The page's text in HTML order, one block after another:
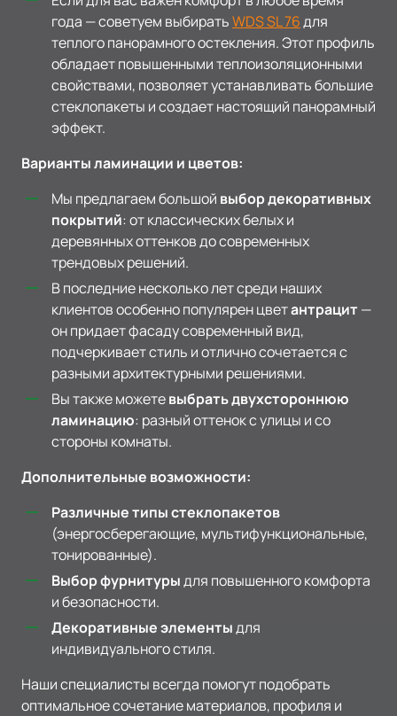
года — советуем выбиратьWDS SL 76для
теплого панорамного остекления. Этот профиль
обладает повышенными теплоизоляционными
свойствами, позволяет устанавливать большие
стеклопакеты и создает настоящий панорамный
эффект.
Варианты ламинации и цветов:
Мы предлагаем большой выбор декоративных
покрытий: от классических белых и
деревянных оттенков до современных
трендовых решений.
В последние несколько лет среди наших
клиентов особенно популярен цветантрацит —
он придает фасаду современный вид,
подчеркивает стиль и отлично сочетается с
разными архитектурными решениями.
Вы также можетевыбрать двухстороннюю
ламинацию: разный оттенок с улицы и со
стороны комнаты.
Дополнительные возможности:
Различные типы стеклопакетов
(энергосберегающие, мультифункциональные,
тонированные).
Выбор фурнитурыдля повышенного комфорта
и безопасности.
Декоративные элементыдля
индивидуального стиля.
Наши специалисты всегда помогут подобрать
оптимальное сочетание материалов, профиля и